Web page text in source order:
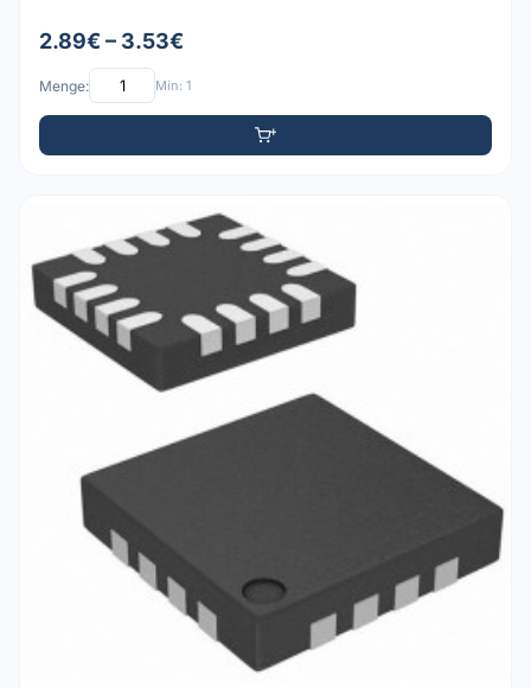
2.89€ – 3.53€
Menge: Min: 1